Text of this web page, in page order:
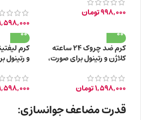
998,000تومان سال
کرم ضد چروک ۲۴ ساعته
کلاژن و رتینول برای صورت،
1,598,000تومان
و رتینول
قدرت مضاعف جوانسازی: